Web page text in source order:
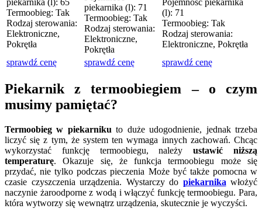
piekarnika (l): 65
Termoobieg: Tak
Rodzaj sterowania:
Elektroniczne,
Pokrętła
piekarnika (l): 71
Termoobieg: Tak
Rodzaj sterowania:
Elektroniczne,
Pokrętła
Pojemność piekarnika
(l): 71
Termoobieg: Tak
Rodzaj sterowania:
Elektroniczne, Pokrętła
sprawdź cenę
sprawdź cenę sprawdź cenę
Piekarnik z termoobiegiem – o czym
musimy pamiętać?
Termoobieg w piekarniku to duże udogodnienie, jednak trzeba
liczyć się z tym, że system ten wymaga innych zachowań. Chcąc
wykorzystać funkcję termoobiegu, należyustawić niższą
temperaturę. Okazuje się, że funkcja termoobiegu może się
przydać, nie tylko podczas pieczenia Może być także pomocna w
czasie czyszczenia urządzenia. Wystarczy do piekarnika włożyć
naczynie żaroodporne z wodą i włączyć funkcję termoobiegu. Para,
która wytworzy się wewnątrz urządzenia, skutecznie je wyczyści.